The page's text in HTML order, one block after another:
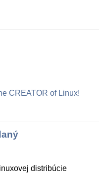
CREATOR of Linux!
distribúcie